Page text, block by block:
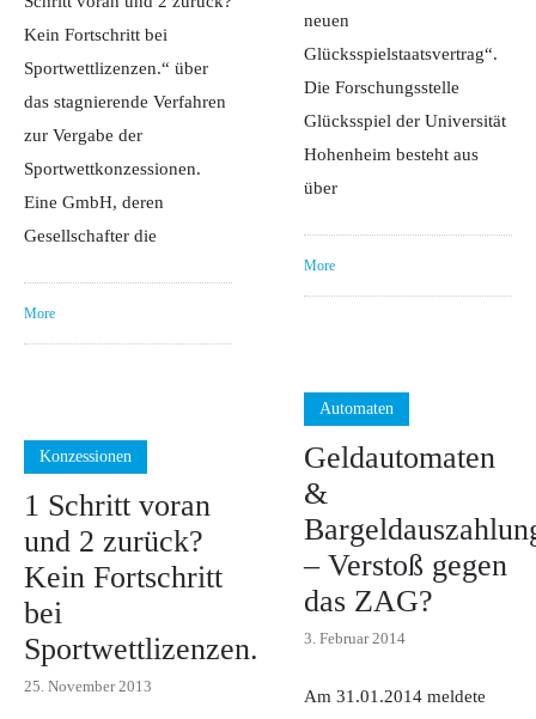
neuen
Glücksspielstaatsvertrag“.
Die Forschungsstelle
Glücksspiel der Universität
Hohenheim besteht aus
über
More
Kein Fortschritt bei
Sportwettlizenzen.“ über
das stagnierende Verfahren
zur Vergabe der
Sportwettkonzessionen.
Eine GmbH, deren
Gesellschafter die
More
Automaten
Geldautomaten
&
– Verstoß gegen
das ZAG?
3. Februar 2014
Am 31.01.2014 meldete
Konzessionen
1 Schritt voran
und 2 zurück?
Kein Fortschritt
bei
Sportwettlizenzen.
25. November 2013